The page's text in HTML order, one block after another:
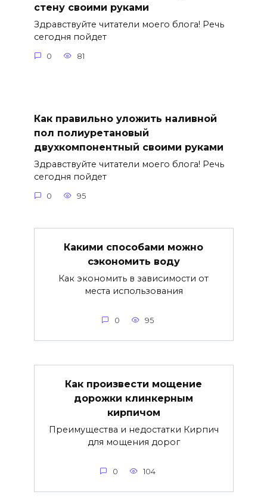
стену своими руками
Здравствуйте читатели моего блога! Речь
сегодня пойдет
0 81
Как правильно уложить наливной
пол полиуретановый
двухкомпонентный своими руками
Здравствуйте читатели моего блога! Речь
сегодня пойдет
0 95
Какими способами можно
сэкономить воду
Как экономить в зависимости от
места использования
0 95
Как произвести мощение
дорожки клинкерным
кирпичом
Преимущества и недостатки Кирпич
для мощения дорог
0 104